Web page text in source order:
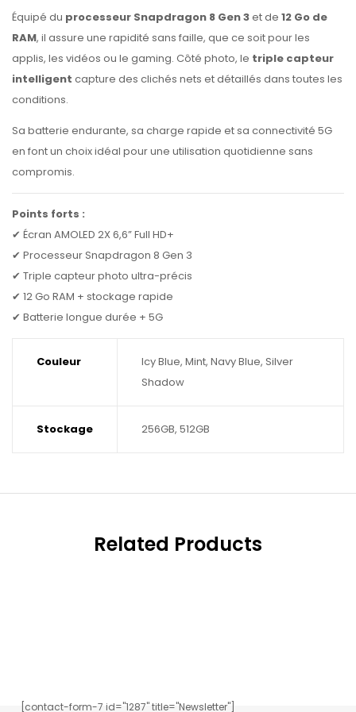
Équipé du processeur Snapdragon 8 Gen 3et de 12 Go de
RAM, il assure une rapidité sans faille, que ce soit pour les
applis, les vidéos ou le gaming. Côté photo, le triple capteur
intelligent capture des clichés nets et détaillés dans toutes les
conditions.
Sa batterie endurante, sa charge rapide et sa connectivité 5G
en font un choix idéal pour une utilisation quotidienne sans
compromis.
Points forts :
✔ Écran AMOLED 2X 6,6” Full HD+
✔ Processeur Snapdragon 8 Gen 3
✔ Triple capteur photo ultra-précis
✔ 12 Go RAM + stockage rapide
✔ Batterie longue durée + 5G
Couleur
Icy Blue, Mint, Navy Blue, Silver
Shadow
Stockage 256GB, 512GB
Related Products
[contact-form-7 id="1287" title="Newsletter"]